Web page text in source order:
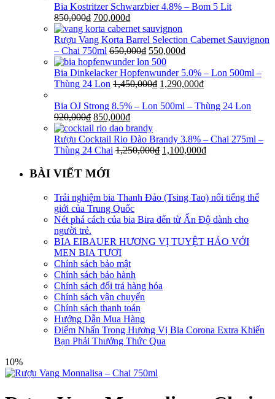
Bia Kostritzer Schwarzbier 4.8% – Bom 5 Lit
850,000₫ 700,000₫
Rượu Vang Korta Barrel Selection Cabernet Sauvignon
– Chai 750ml 650,000₫ 550,000₫
Bia Dinkelacker Hopfenwunder 5.0% – Lon 500ml –
Thùng 24 Lon 1,450,000₫ 1,290,000₫
Bia OJ Strong 8.5% – Lon 500ml – Thùng 24 Lon
920,000₫ 850,000₫
Rượu Cocktail Rio Đào Brandy 3.8% – Chai 275ml –
Thùng 24 Chai 1,250,000₫ 1,100,000₫
BÀI VIẾT MỚI
Trải nghiệm bia Thanh Đảo (Tsing Tao) nổi tiếng thế
giới của Trung Quốc
Nét phá cách của bia Bira đến từ Ấn Độ dành cho
người trẻ.
BIA EIBAUER HƯƠNG VỊ TUYỆT HẢO VỚI
MEN BIA TƯƠI
Chính sách bảo mật
Chính sách bảo hành
Chính sách đổi trả hàng hóa
Chính sách vận chuyển
Chính sách thanh toán
Hướng Dẫn Mua Hàng
Điểm Nhấn Trong Hương Vị Bia Corona Extra Khiến
Bạn Phải Thưởng Thức Qua
10%